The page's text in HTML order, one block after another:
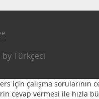
byTürkçeci
için çalışma sorularının
cevap vermesi ile hızla